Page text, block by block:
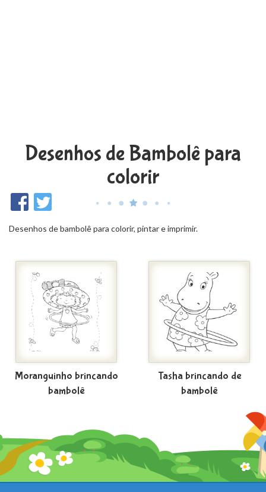
Desenhos de Bambolê para
colorir
Desenhos de bambolê para colorir, pintar e imprimir.
Moranguinho brincando
bambolê
Tasha brincando de
bambolê